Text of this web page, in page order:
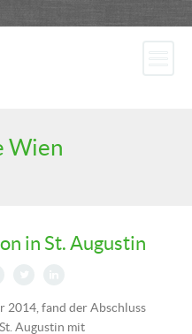
Wien
in St. Augustin
2014, fand der Abschluss
Augustin mit